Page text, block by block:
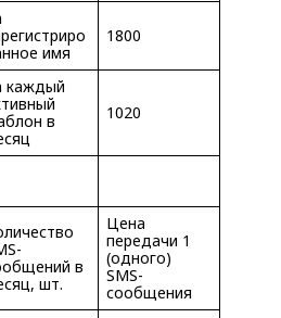
имя
1800
каждый
в
1020
в
шт.
Цена
передачи 1
(одного)
SMS-
сообщения